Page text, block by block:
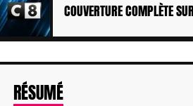
COUVERTURE COMPLÈTE
RÉSUMÉDE L'ARTICLE